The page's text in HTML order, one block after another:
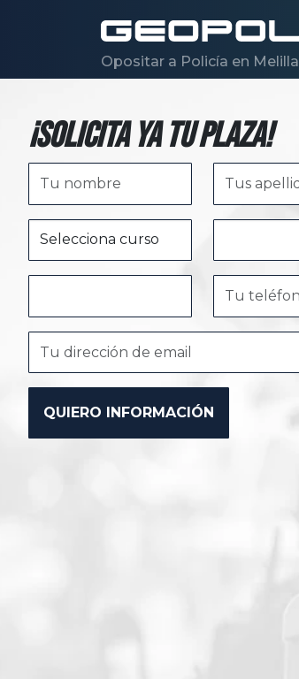
Opositar a Policía en Melilla
¡Solicita ya tu plaza!